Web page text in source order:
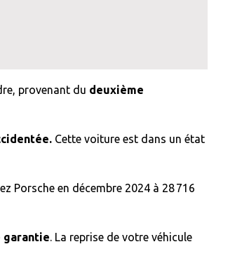
provenant du deuxième
Cette voiture est dans un état
Porsche en décembre 2024 à 28 716
garantie. La reprise de votre véhicule